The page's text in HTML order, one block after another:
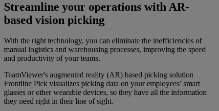
Streamline your operations with AR-
based vision picking
With the right technology, you can eliminate the inefficiencies of
manual logistics and warehousing processes, improving the speed
and productivity of your teams.
TeamViewer's augmented reality (AR) based picking solution
Frontline Pick visualizes picking data on your employees’ smart
glasses or other wearable devices, so they have all the information
they need right in their line of sight.